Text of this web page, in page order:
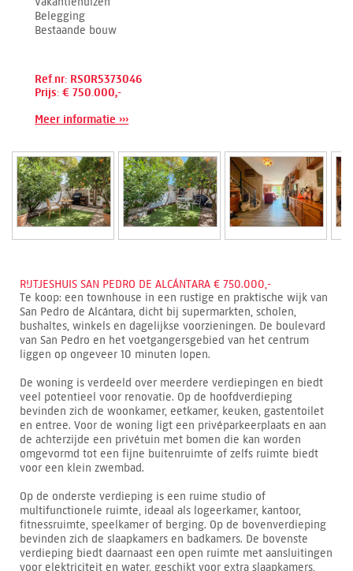
Belegging
Bestaande bouw
Ref.nr: RSOR5373046
Prijs: € 750.000,-
Meer informatie ›››
RIJTJESHUIS SAN PEDRO DE ALCÁNTARA € 750.000,-
Te koop: een townhouse in een rustige en praktische wijk van
San Pedro de Alcántara, dicht bij supermarkten, scholen,
bushaltes, winkels en dagelijkse voorzieningen. De boulevard
van San Pedro en het voetgangersgebied van het centrum
liggen op ongeveer 10 minuten lopen.
De woning is verdeeld over meerdere verdiepingen en biedt
veel potentieel voor renovatie. Op de hoofdverdieping
bevinden zich de woonkamer, eetkamer, keuken, gastentoilet
en entree. Voor de woning ligt een privéparkeerplaats en aan
de achterzijde een privétuin met bomen die kan worden
omgevormd tot een fijne buitenruimte of zelfs ruimte biedt
voor een klein zwembad.
Op de onderste verdieping is een ruime studio of
multifunctionele ruimte, ideaal als logeerkamer, kantoor,
fitnessruimte, speelkamer of berging. Op de bovenverdieping
bevinden zich de slaapkamers en badkamers. De bovenste
verdieping biedt daarnaast een open ruimte met aansluitingen
voor elektriciteit en water, geschikt voor extra slaapkamers,